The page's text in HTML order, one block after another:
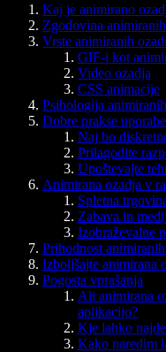
Kaj je animirano
Zgodovina
Vrste animiranih
GIF-i kot
Video ozadja
CSS animacije
Psihologija
Dobre prakse
Naj bo
Prilagodite
Upoštevajte
Animirana ozadja v
Spletna
Zabava in
Izobraževalne
Prihodnost
Izboljšajte animirana
Pogosta vprašanja
Ali animirana
aplikacijo?
Kje lahko
Kako naredim